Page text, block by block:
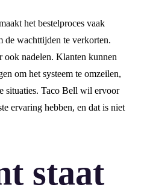
het bestelproces vaak
de wachttijden te verkorten.
ook nadelen. Klanten kunnen
om het systeem te omzeilen,
situaties. Taco Bell wil ervoor
ervaring hebben, en dat is niet
staat